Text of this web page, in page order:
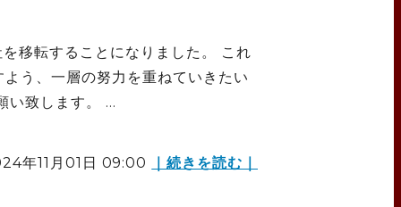
移転することになりました。 これ
う、一層の努力を重ねていきたい
い致します。 ...
年11月01日 09:00 ｜続きを読む｜